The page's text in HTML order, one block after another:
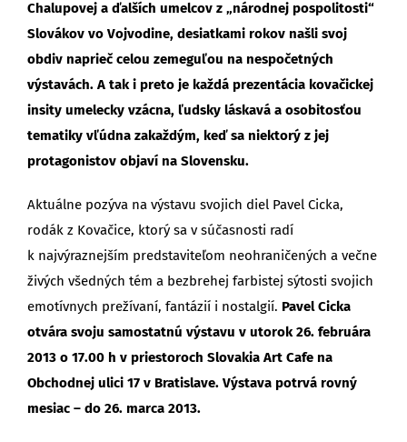
Chalupovej a ďalších umelcov z „národnej pospolitosti“
Slovákov vo Vojvodine, desiatkami rokov našli svoj
obdiv naprieč celou zemeguľou na nespočetných
výstavách. A tak i preto je každá prezentácia kovačickej
insity umelecky vzácna, ľudsky láskavá a osobitosťou
tematiky vľúdna zakaždým, keď sa niektorý z jej
protagonistov objaví na Slovensku.
Aktuálne pozýva na výstavu svojich diel Pavel Cicka,
rodák z Kovačice, ktorý sa v súčasnosti radí
k najvýraznejším predstaviteľom neohraničených a večne
živých všedných tém a bezbrehej farbistej sýtosti svojich
emotívnych prežívaní, fantázií i nostalgií. Pavel Cicka
otvára svoju samostatnú výstavu v utorok 26. februára
2013 o 17.00 h v priestoroch Slovakia Art Cafe na
Obchodnej ulici 17 v Bratislave. Výstava potrvá rovný
mesiac – do 26. marca 2013.